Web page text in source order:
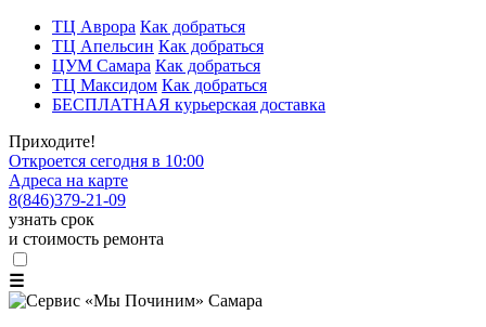
ТЦ Аврора Как добраться
ТЦ Апельсин Как добраться
ЦУМ Самара Как добраться
ТЦ Максидом Как добраться
БЕСПЛАТНАЯ курьерская доставка
Приходите!
Откроется сегодня в 10:00
Адреса на карте
8(846)379-21-09
узнать срок
и стоимость ремонта
☰